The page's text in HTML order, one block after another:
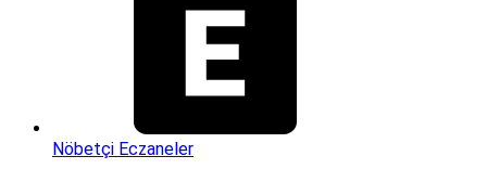
Nöbetçi Eczaneler